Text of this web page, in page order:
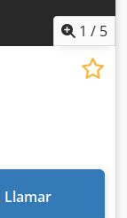
1 / 5
Llamar